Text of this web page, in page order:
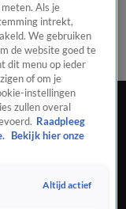
PanelVideo's
het eerst in jaren
geen stijging
Als je
intrekt,
We gebruiken
de website goed te
dit menu op ieder
of om je
instellingen
zullen overal
Raadpleeg
Bekijk hier onze
Altijd actief